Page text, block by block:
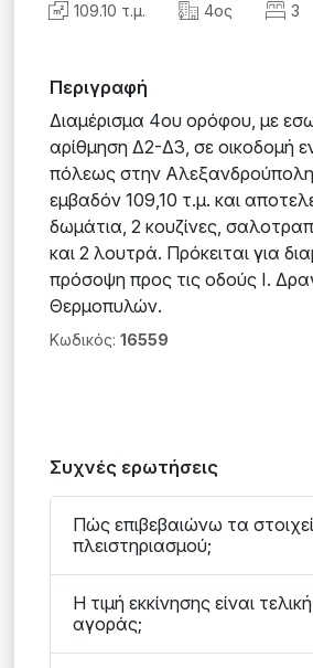
109.10 τ.μ. 4ος 3
Περιγραφή
Διαμέρισμα 4ου ορόφου, με
αρίθμηση Δ2-Δ3, σε οικοδομή
πόλεως στην
εμβαδόν 109,10 τ.μ. και
δωμάτια, 2 κουζίνες,
και 2 λουτρά. Πρόκειται για
πρόσοψη προς τις οδούς Ι.
Θερμοπυλών.
Κωδικός: 16559
Συχνές ερωτήσεις
Πώς επιβεβαιώνω τα
πλειστηριασμού;
Η τιμή εκκίνησης είναι
αγοράς;